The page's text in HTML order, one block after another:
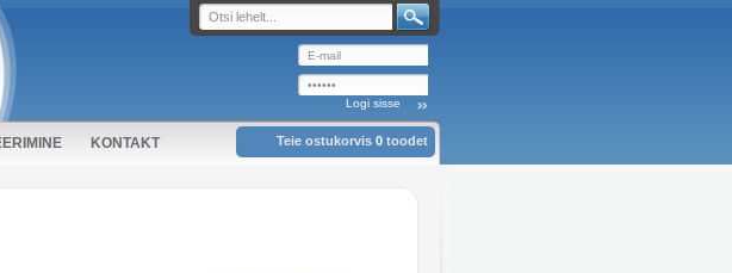
KONTAKT Teie ostukorvis 0 toodet